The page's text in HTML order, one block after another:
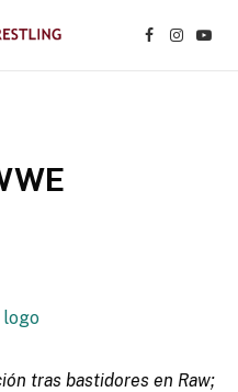
Facebook
tras bastidores en Raw;